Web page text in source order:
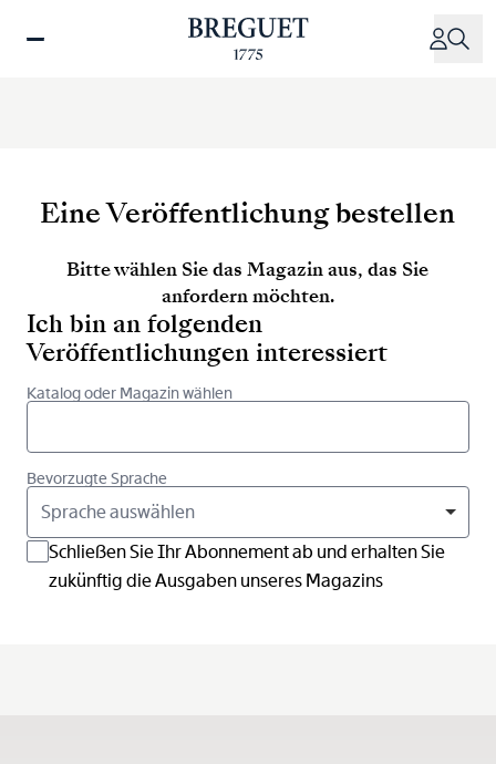
zum
Eine Veröffentlichung bestellen
Bitte wählen Sie das Magazin aus, das Sie
anfordern möchten.
Ich bin an folgenden
Veröffentlichungen interessiert
Katalog oder Magazin wählen
Bevorzugte Sprache
Sprache auswählen
Schließen Sie Ihr Abonnement ab und erhalten Sie
zukünftig die Ausgaben unseres Magazins